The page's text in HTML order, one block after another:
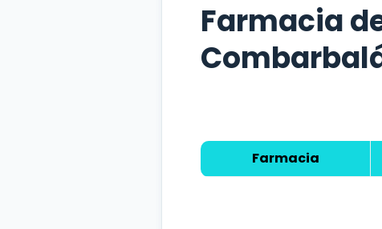
Farmacia
Farmacia